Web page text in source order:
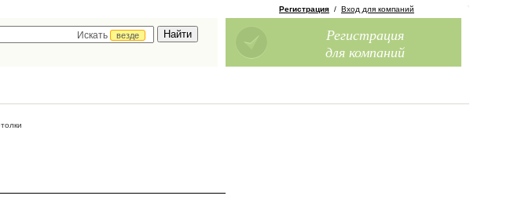
Искать
везде
Регистрация / Вход для компаний
Регистрация
для компаний